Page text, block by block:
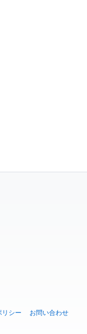
など、日本語学習に
索
り練習帳
駅名検索など、各種
。
覧
スニング練習など英
語辞典
ト
え方
など、アジア言語学
ール
・発音を確認できま
発音 🔊
一覧
がら学べるゲームで
字や英語を検索でき
クレット
シー お問い合わせ